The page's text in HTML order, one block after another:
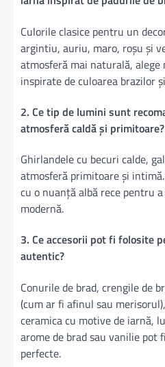
Culorile clasice pentru un
argintiu, auriu, maro, roșu și
atmosferă mai naturală, alege
inspirate de culoarea brazilor
2. Ce tip de lumini sunt
atmosferă caldă și primitoare?
Ghirlandele cu becuri calde,
atmosferă primitoare și
cu o nuanță albă rece pentru
modernă.
3. Ce accesorii pot fi folosite
autentic?
Conurile de brad, crengile de
(cum ar fi afinul sau
ceramica cu motive de iarnă,
arome de brad sau vanilie pot
perfecte.